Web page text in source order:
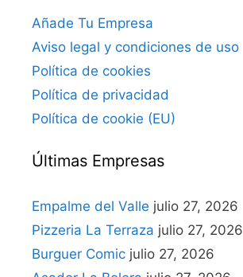
Añade Tu Empresa
Aviso legal y condiciones de uso
Política de cookies
Política de privacidad
Política de cookie (EU)
Últimas Empresas
Empalme del Valle julio 27, 2026
Pizzeria La Terraza julio 27, 2026
Burguer Comic julio 27, 2026